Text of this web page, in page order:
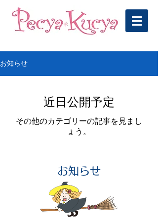
お知らせ
近日公開予定
その他のカテゴリーの記事を見まし
ょう。
お知らせ